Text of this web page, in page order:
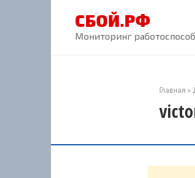
СБОЙ.РФ
Мониторинг
Главная »